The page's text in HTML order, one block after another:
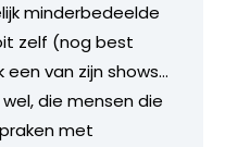
minderbedeelde
zelf (nog best
van zijn shows…
die mensen die
met